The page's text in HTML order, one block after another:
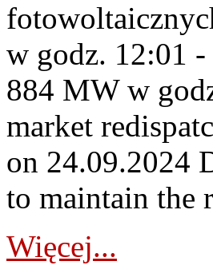
w godz. 12:01
884 MW w
market
on 24.09.2024
to maintain the
Więcej...